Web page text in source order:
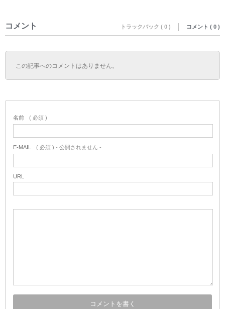
コメント トラックバック ( 0 ) コメント ( 0 )
この記事へのコメントはありません。
名前 ( 必須 )
E-MAIL ( 必須 ) - 公開されません -
URL